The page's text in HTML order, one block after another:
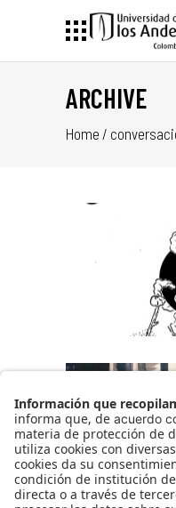
ARCHIVE
Home /